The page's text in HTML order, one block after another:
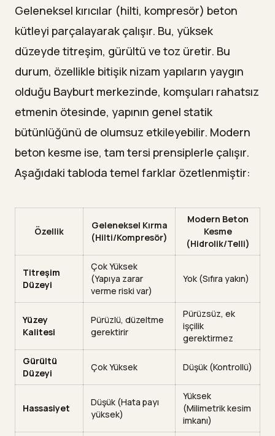
Geleneksel kırıcılar (hilti, kompresör) beton
kütleyi parçalayarak çalışır. Bu, yüksek
düzeyde titreşim, gürültü ve toz üretir. Bu
durum, özellikle bitişik nizam yapıların yaygın
olduğu Bayburt merkezinde, komşuları rahatsız
etmenin ötesinde, yapının genel statik
bütünlüğünü de olumsuz etkileyebilir. Modern
beton kesme ise, tam tersi prensiplerle çalışır.
Aşağıdaki tabloda temel farklar özetlenmiştir:
Özellik
Geleneksel Kırma
(Hilti/Kompresör)
Modern Beton
Kesme
(Hidrolik/Telli)
Titreşim
Düzeyi
Çok Yüksek
(Yapıya zarar
verme riski var)
Yok (Sıfıra yakın)
Yüzey
Kalitesi
Pürüzlü, düzeltme
gerektirir
Pürüzsüz, ek
işçilik
gerektirmez
Gürültü
Düzeyi
Çok Yüksek Düşük (Kontrollü)
Hassasiyet
Düşük (Hata payı
yüksek)
Yüksek
(Milimetrik kesim
imkanı)